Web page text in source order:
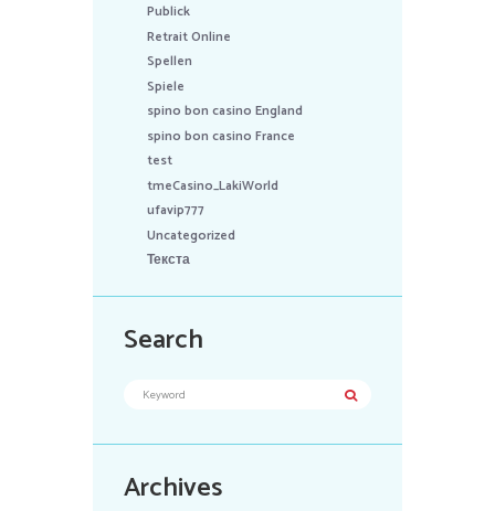
Publick
Retrait Online
Spellen
Spiele
spino bon casino England
spino bon casino France
test
tmeCasino_LakiWorld
ufavip777
Uncategorized
Текста
Search
Archives